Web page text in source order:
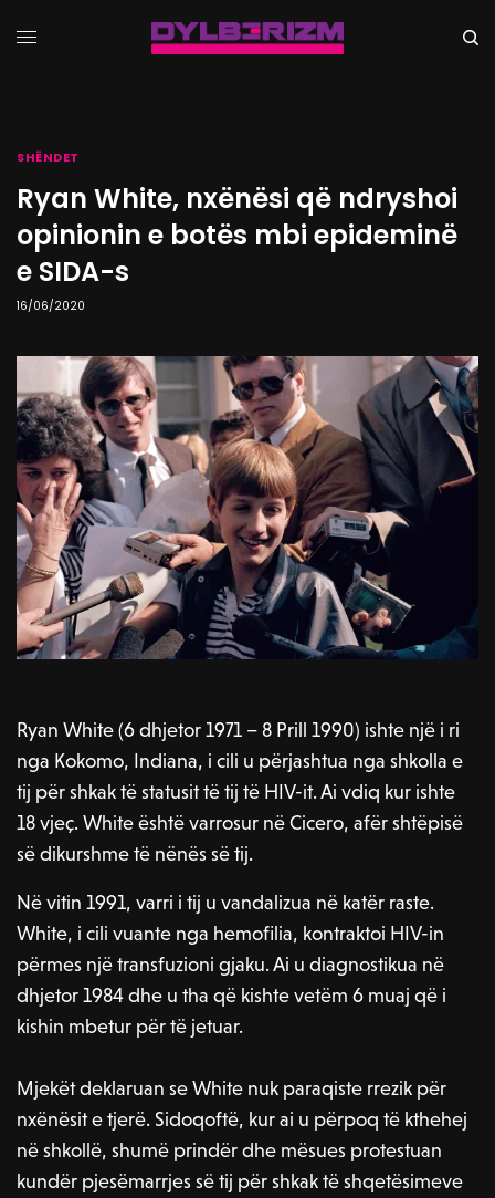
SHËNDET
Ryan White, nxënësi që ndryshoi
opinionin e botës mbi epideminë
e SIDA-s
16/06/2020
Ryan White (6 dhjetor 1971 – 8 Prill 1990) ishte një i ri
nga Kokomo, Indiana, i cili u përjashtua nga shkolla e
tij për shkak të statusit të tij të HIV-it. Ai vdiq kur ishte
18 vjeç. White është varrosur në Cicero, afër shtëpisë
së dikurshme të nënës së tij.
Në vitin 1991, varri i tij u vandalizua në katër raste.
White, i cili vuante nga hemofilia, kontraktoi HIV-in
përmes një transfuzioni gjaku. Ai u diagnostikua në
dhjetor 1984 dhe u tha që kishte vetëm 6 muaj që i
kishin mbetur për të jetuar.
Mjekët deklaruan se White nuk paraqiste rrezik për
nxënësit e tjerë. Sidoqoftë, kur ai u përpoq të kthehej
në shkollë, shumë prindër dhe mësues protestuan
kundër pjesëmarrjes së tij për shkak të shqetësimeve